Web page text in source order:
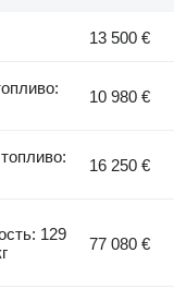
13 500 €
10 980 €
16 250 €
129
77 080 €